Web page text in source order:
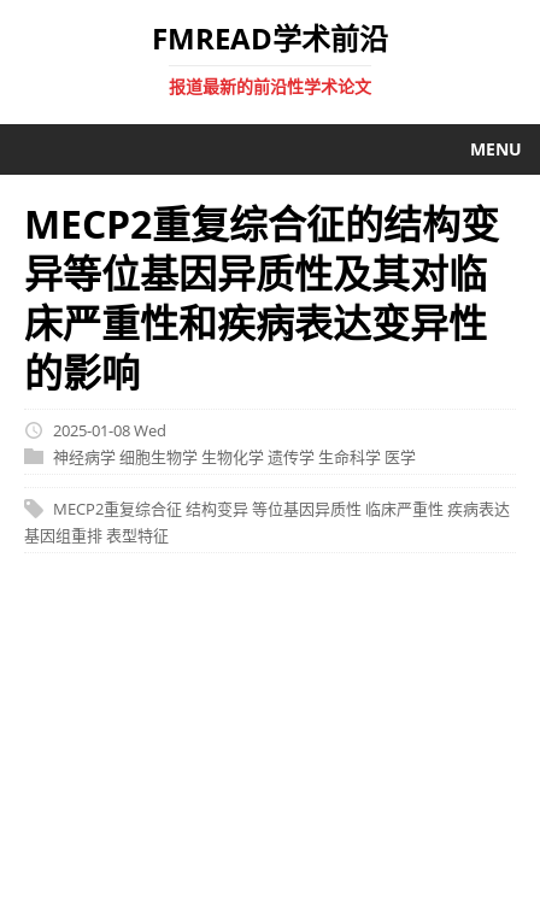
FMREAD学术前沿
报道最新的前沿性学术论文
MENU
MECP2重复综合征的结构变
异等位基因异质性及其对临
床严重性和疾病表达变异性
的影响
2025-01-08 Wed
神经病学细胞生物学 生物化学遗传学 生命科学 医学
MECP2重复综合征 结构变异等位基因异质性 临床严重性 疾病表达
基因组重排表型特征